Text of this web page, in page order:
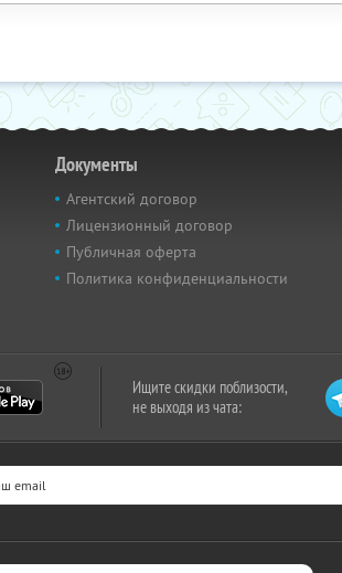
Документы
Агентский договор
Лицензионный договор
Публичная оферта
Политика конфиденциальности
Ищите скидки поблизости,
не выходя из чата: